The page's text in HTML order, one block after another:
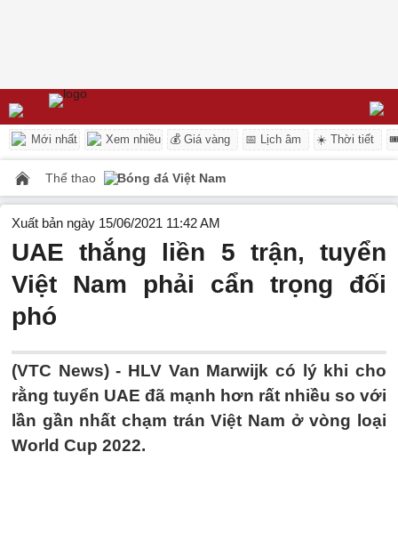
Mới nhất Xem nhiều 💰 Giá vàng 📅 Lịch âm ☀️ Thời tiết
Thể thao Bóng đá Việt Nam
Xuất bản ngày 15/06/2021 11:42 AM
UAE thắng liền 5 trận, tuyển
Việt Nam phải cẩn trọng đối
phó
(VTC News) - HLV Van Marwijk có lý khi cho
rằng tuyển UAE đã mạnh hơn rất nhiều so với
lần gần nhất chạm trán Việt Nam ở vòng loại
World Cup 2022.